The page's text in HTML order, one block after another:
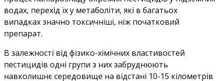
водах, перехід їх у метаболіти, які в багатьох
випадках значно токсичніші, ніж початковий
препарат.
В залежності від фізико-хімічних властивостей
пестицидів одні групи з них забруднюють
навколишнє середовище на відстані 10-15 кілометрів